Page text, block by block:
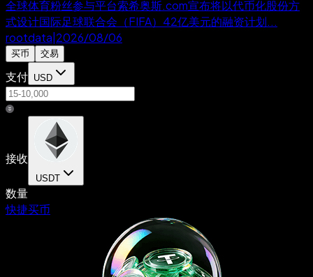
全球体育粉丝参与平台索希奥斯.com宣布将以代币化股份方
式设计国际足球联合会（FIFA）42亿美元的融资计划...
rootdata 2026/08/06
买币 交易
支付 USD
接收
USDT
数量
快捷买币